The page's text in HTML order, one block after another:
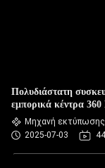
Πολυδιάστατη
εμπορικά κέντρα
και οθόνη αφής
Μηχανή
2025-07-03